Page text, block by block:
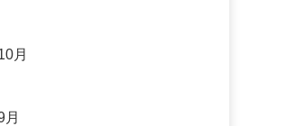
月
月